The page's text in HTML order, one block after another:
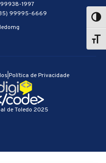
1997
99995-6669
de Toledo 2025
|Política de Privacidade